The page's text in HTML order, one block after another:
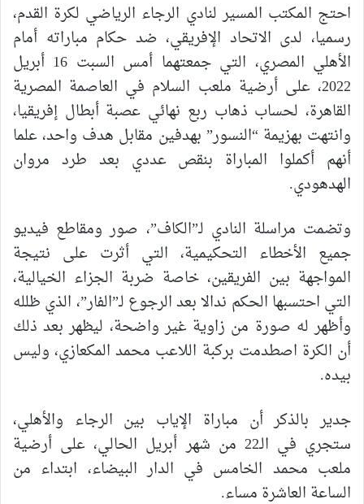
احتج المكتب المسير لنادي الرجاء الرياضي لكرة القدم،
رسميا، لدى الاتحاد الإفريقي، ضد حكام مباراته أمام
الأهلي المصري، التي جمعتهما أمس السبت 16 أبريل
2022، على أرضية ملعب السلام في العاصمة المصرية
القاهرة، لحساب ذهاب ربع نهائي عصبة أبطال إفريقيا،
وانتهت بهزيمة “النسور” بهدفين مقابل هدف واحد، علما
أنهم أكملوا المباراة بنقص عددي بعد طرد مروان
الهدهودي.
وتضمت مراسلة النادي لـ”الكاف”، صور ومقاطع فيديو
جميع الأخطاء التحكيمية، التي أثرت على نتيجة
المواجهة بين الفريقين، خاصة ضربة الجزاء الخيالية،
التي احتسبها الحكم ندالا بعد الرجوع لـ”الفار”، الذي ظلله
وأظهر له صورة من زاوية غير واضحة، ليظهر بعد ذلك
أن الكرة اصطدمت بركبة اللاعب محمد المكعازي، وليس
بيده.
جدير بالذكر أن مباراة الإياب بين الرجاء والأهلي،
ستجري في الـ22 من شهر أبريل الحالي، على أرضية
ملعب محمد الخامس في الدار البيضاء، ابتداء من
الساعة العاشرة مساء.